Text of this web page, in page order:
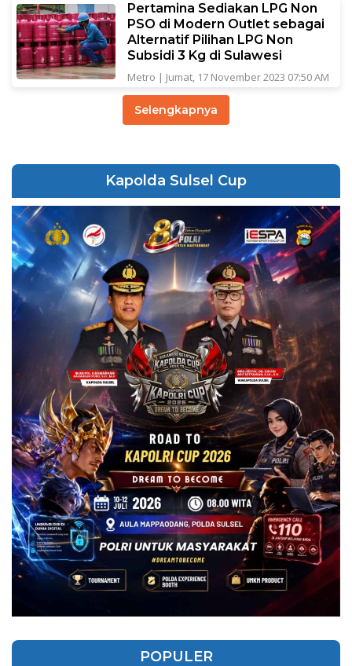
Pertamina Sediakan LPG Non
PSO di Modern Outlet sebagai
Alternatif Pilihan LPG Non
Subsidi 3 Kg di Sulawesi
Metro | Jumat, 17 November 2023 07:50 AM
Selengkapnya
Kapolda Sulsel Cup
POPULER